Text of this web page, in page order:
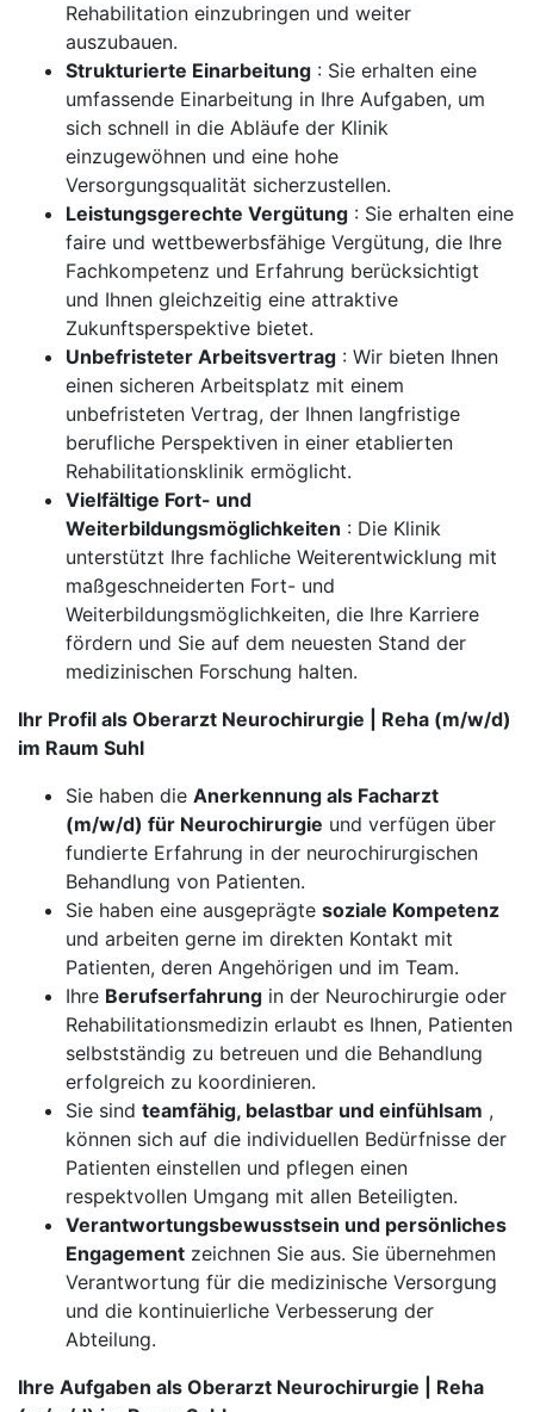
Rehabilitation einzubringen und weiter
auszubauen.
Strukturierte Einarbeitung : Sie erhalten eine
umfassende Einarbeitung in Ihre Aufgaben, um
sich schnell in die Abläufe der Klinik
einzugewöhnen und eine hohe
Versorgungsqualität sicherzustellen.
Leistungsgerechte Vergütung : Sie erhalten eine
faire und wettbewerbsfähige Vergütung, die Ihre
Fachkompetenz und Erfahrung berücksichtigt
und Ihnen gleichzeitig eine attraktive
Zukunftsperspektive bietet.
Unbefristeter Arbeitsvertrag : Wir bieten Ihnen
einen sicheren Arbeitsplatz mit einem
unbefristeten Vertrag, der Ihnen langfristige
berufliche Perspektiven in einer etablierten
Rehabilitationsklinik ermöglicht.
Vielfältige Fort- und
Weiterbildungsmöglichkeiten : Die Klinik
unterstützt Ihre fachliche Weiterentwicklung mit
maßgeschneiderten Fort- und
Weiterbildungsmöglichkeiten, die Ihre Karriere
fördern und Sie auf dem neuesten Stand der
medizinischen Forschung halten.
Ihr Profil als Oberarzt Neurochirurgie | Reha (m/w/d)
im Raum Suhl
Sie haben die Anerkennung als Facharzt
(m/w/d) für Neurochirurgie und verfügen über
fundierte Erfahrung in der neurochirurgischen
Behandlung von Patienten.
Sie haben eine ausgeprägte soziale Kompetenz
und arbeiten gerne im direkten Kontakt mit
Patienten, deren Angehörigen und im Team.
Ihre Berufserfahrung in der Neurochirurgie oder
Rehabilitationsmedizin erlaubt es Ihnen, Patienten
selbstständig zu betreuen und die Behandlung
erfolgreich zu koordinieren.
Sie sind teamfähig, belastbar und einfühlsam ,
können sich auf die individuellen Bedürfnisse der
Patienten einstellen und pflegen einen
respektvollen Umgang mit allen Beteiligten.
Verantwortungsbewusstsein und persönliches
Engagement zeichnen Sie aus. Sie übernehmen
Verantwortung für die medizinische Versorgung
und die kontinuierliche Verbesserung der
Abteilung.
Ihre Aufgaben als Oberarzt Neurochirurgie | Reha